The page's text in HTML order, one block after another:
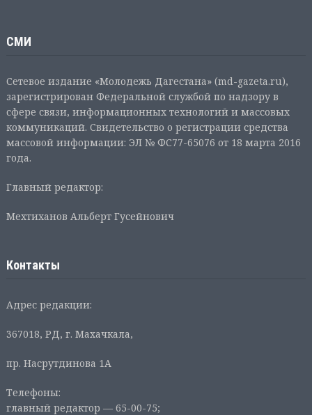
СМИ
Сетевое издание «Молодежь Дагестана» (md-gazeta.ru),
зарегистрирован Федеральной службой по надзору в
сфере связи, информационных технологий и массовых
коммуникаций. Свидетельство о регистрации средства
массовой информации: ЭЛ № ФС77-65076 от 18 марта 2016
года.
Главный редактор:
Мехтиханов Альберт Гусейнович
Контакты
Адрес редакции:
367018, РД, г. Махачкала,
пр. Насрутдинова 1А
Телефоны:
главный редактор — 65-00-75;